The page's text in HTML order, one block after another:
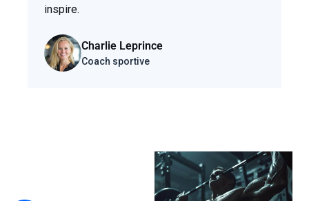
inspire.
Charlie Leprince
Coach sportive